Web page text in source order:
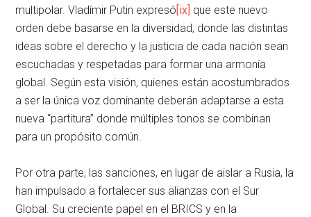
multipolar. Vladímir Putin expresó [ix] que este nuevo
orden debe basarse en la diversidad, donde las distintas
ideas sobre el derecho y la justicia de cada nación sean
escuchadas y respetadas para formar una armonía
global. Según esta visión, quienes están acostumbrados
a ser la única voz dominante deberán adaptarse a esta
nueva “partitura” donde múltiples tonos se combinan
para un propósito común.
Por otra parte, las sanciones, en lugar de aislar a Rusia, la
han impulsado a fortalecer sus alianzas con el Sur
Global. Su creciente papel en el BRICS y en la